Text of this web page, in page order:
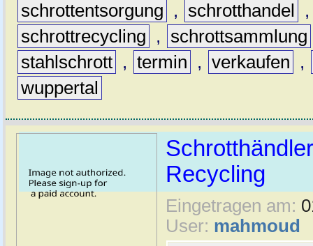
schrottentsorgung
, schrotthandel
schrottrecycling
, schrottsammlung
stahlschrott , termin , verkaufen
,
wuppertal
Recycling
Eingetragen am:
User: mahmoud